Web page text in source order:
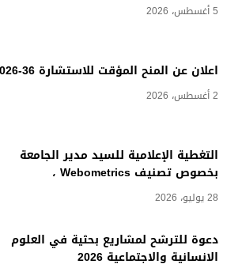
5 أغسطس، 2026
اعلان عن المنح المؤقت للاستشارة 36-2026
2 أغسطس، 2026
التغطية الإعلامية للسيد مدير الجامعة
بخصوص تصنيف Webometrics ،
28 يوليو، 2026
دعوة للترشح لمشاريع بحثية في العلوم
الانسانية والاجتماعية 2026